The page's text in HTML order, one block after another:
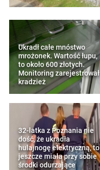
Ukradł całe mnóstwo
mrożonek. Wartość łupu,
to około 600 złotych.
Monitoring zarejestrował
kradzież
32-latka z Poznania nie
dość, że ukradła
hulajnogę elektryczną, to
jeszcze miała przy sobie
środki odurzające